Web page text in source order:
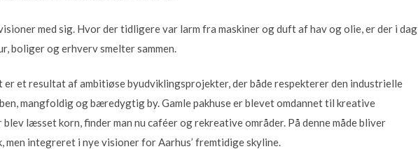
med sig. Hvor der tidligere var larm fra maskiner og duft af hav og olie, er der i dag
boliger og erhverv smelter sammen.
et resultat af ambitiøse byudviklingsprojekter, der både respekterer den industrielle
mangfoldig og bæredygtig by. Gamle pakhuse er blevet omdannet til kreative
læsset korn, finder man nu caféer og rekreative områder. På denne måde bliver
integreret i nye visioner for Aarhus’ fremtidige skyline.